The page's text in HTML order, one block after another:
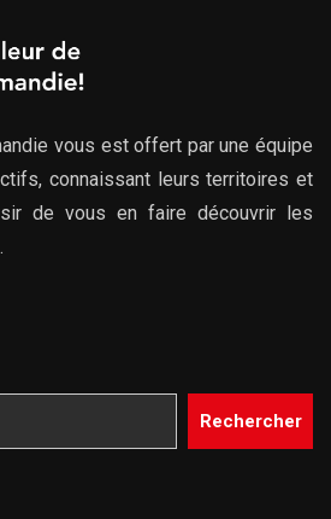
vous est offert par une équipe
connaissant leurs territoires et
de vous en faire découvrir les
Rechercher